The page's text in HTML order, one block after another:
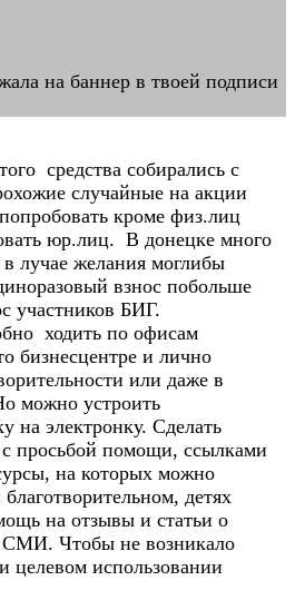
на баннер в твоей подписи
средства собирались с
случайные на акции
кроме физ.лиц
юр.лиц. В донецке много
лучае желания моглибы
взнос побольше
участников БИГ.
ходить по офисам
бизнесцентре и лично
или даже в
можно устроить
на электронку. Сделать
просьбой помощи, ссылками
на которых можно
детях
на отзывы и статьи о
СМИ. Чтобы не возникало
целевом использовании